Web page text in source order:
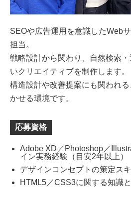
SEOや広告運用を意識したWeb
担当。
戦略設計から関わり、自然検索
いクリエイティブを制作します。
構造設計や改善提案にも関われ
かせる環境です。
応募資格
Adobe XD／Photoshop／
イン実務経験（目安2年以上）
デザインコンセプトの策定ス
HTML5／CSS3に関する知識